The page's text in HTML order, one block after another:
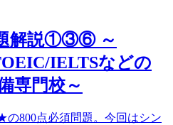
解説①③⑥ ～
IELTSなどの
専門校～
800点必須問題。今回はシン